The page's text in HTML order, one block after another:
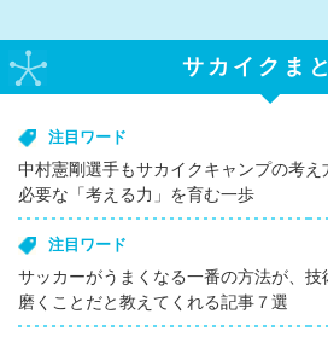
サカイクま
注目ワード
中村憲剛選手もサカイクキャンプの考
必要な「考える力」を育む一歩
注目ワード
サッカーがうまくなる一番の方法が、
磨くことだと教えてくれる記事７選